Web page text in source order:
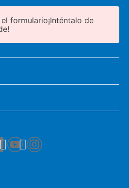
formulario¡Inténtalo de